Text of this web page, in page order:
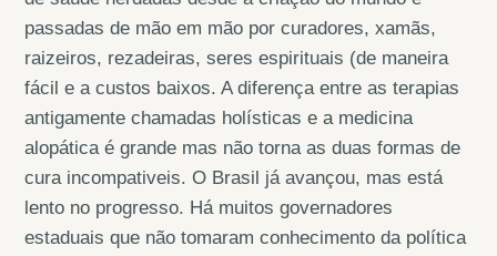
passadas de mão em mão por curadores, xamãs,
raizeiros, rezadeiras, seres espirituais (de maneira
fácil e a custos baixos. A diferença entre as terapias
antigamente chamadas holísticas e a medicina
alopática é grande mas não torna as duas formas de
cura incompativeis. O Brasil já avançou, mas está
lento no progresso. Há muitos governadores
estaduais que não tomaram conhecimento da política